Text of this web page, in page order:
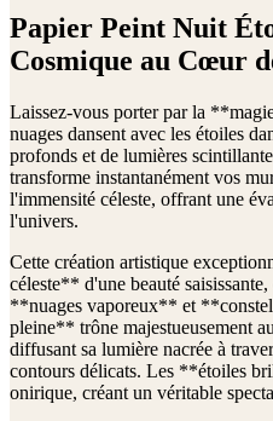
Papier Peint Nuit
Cosmique au Cœur
Laissez-vous porter par la
nuages dansent avec les étoiles
profonds et de lumières
transforme instantanément vos
l'immensité céleste, offrant une
l'univers.
Cette création artistique
céleste** d'une beauté
**nuages vaporeux** et
pleine** trône majestueusement
diffusant sa lumière nacrée à
contours délicats. Les **étoiles
onirique, créant un véritable